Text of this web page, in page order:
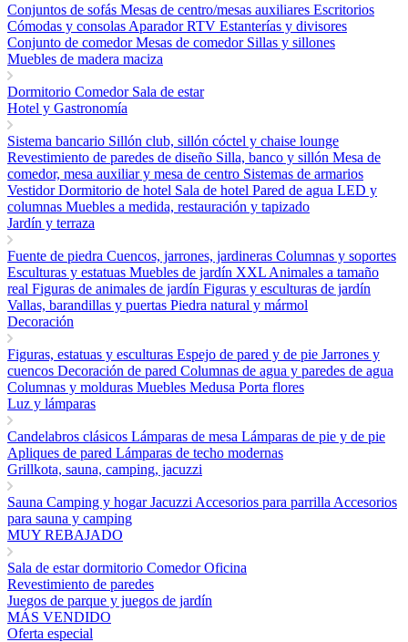
Conjuntos de sofás Mesas de centro/mesas auxiliares Escritorios
Cómodas y consolas Aparador RTV Estanterías y divisores
Conjunto de comedorMesas de comedor Sillas y sillones
Muebles de madera maciza
Dormitorio Comedor Sala de estar
Hotel y Gastronomía
Sistema bancario Sillón club, sillón cóctel y chaise lounge
Revestimiento de paredes de diseño Silla, banco y sillón Mesa de
comedor, mesa auxiliar y mesa de centro Sistemas de armarios
VestidorDormitorio de hotel Sala de hotel Pared de agua LED y
columnas Muebles a medida, restauración y tapizado
Jardín y terraza
Fuente de piedra Cuencos, jarrones, jardineras Columnas y soportes
Esculturas y estatuas Muebles de jardín XXL Animales a tamaño
real Figuras de animales de jardín Figuras y esculturas de jardín
Vallas, barandillas y puertas Piedra natural y mármol
Decoración
Figuras, estatuas y esculturas Espejo de pared y de pie Jarrones y
cuencos Decoración de pared Columnas de agua y paredes de agua
Columnas y molduras Muebles Medusa Porta flores
Luz y lámparas
Candelabros clásicos Lámparas de mesa Lámparas de pie y de pie
Apliques de pared Lámparas de techo modernas
Grillkota, sauna, camping, jacuzzi
Sauna Camping y hogarJacuzzi Accesorios para parrilla Accesorios
para sauna y camping
MUY REBAJADO
Sala de estardormitorio ComedorOficina
Revestimiento de paredes
Juegos de parque y juegos de jardín
MÁS VENDIDO
Oferta especial